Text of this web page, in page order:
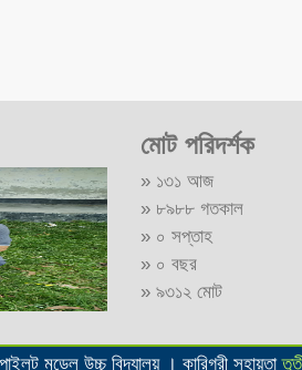
মোট পরিদর্শক
» ১৩১ আজ
» ৮৯৮৮ গতকাল
» ০ সপ্তাহ
» ০ বছর
» ৯৩১২ মোট
মডেল উচ্চ বিদ্যালয় । কারিগরী সহায়তা